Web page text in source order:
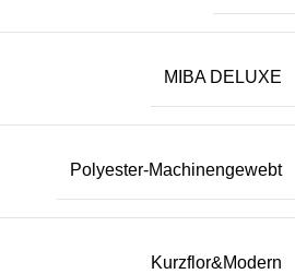
MIBA DELUXE
Polyester-Machinengewebt
Kurzflor&Modern